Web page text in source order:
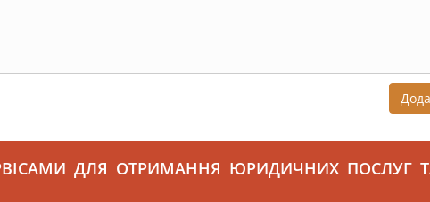
ДЛЯ ОТРИМАННЯ ЮРИДИЧНИХ ПОСЛУГ